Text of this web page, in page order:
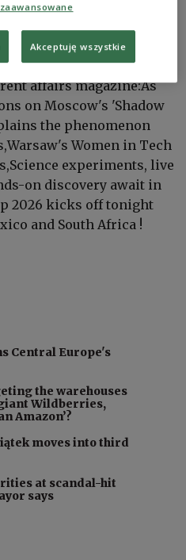
affairs magazine:As
on Moscow's 'Shadow
the phenomenon
Women in Tech
experiments, live
on discovery await in
2026 kicks off tonight
and South Africa !
Central Europe's
the warehouses
Wildberries,
Amazon’?
moves into third
at scandal-hit
says
Akceptuję wszystkie